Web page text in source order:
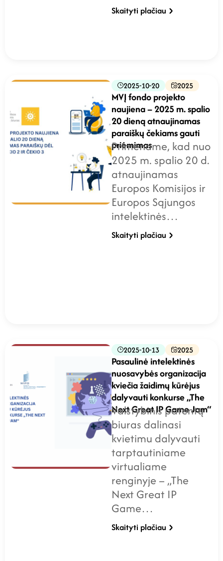
Skaityti plačiau
2025-10-20 2025
MVĮ fondo projekto
naujiena – 2025 m. spalio
20 dieną atnaujinamas
paraiškų čekiams gauti
priėmimas
Primename, kad nuo
2025 m. spalio 20 d.
atnaujinamas
Europos Komisijos ir
Europos Sąjungos
intelektinės…
Skaityti plačiau
2025-10-13 2025
Pasaulinė intelektinės
nuosavybės organizacija
kviečia žaidimų kūrėjus
dalyvauti konkurse „The
Next Great IP Game Jam“
Valstybinis patentų
biuras dalinasi
kvietimu dalyvauti
tarptautiniame
virtualiame
renginyje – „The
Next Great IP
Game…
Skaityti plačiau